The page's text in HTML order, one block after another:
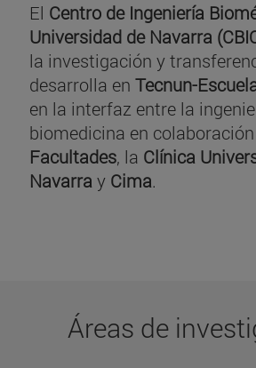
El Centro de Ingeniería
Universidad de Navarra
la investigación y
desarrolla en Tecnun-
en la interfaz entre la
biomedicina en
Facultades, la Clínica
Navarra y Cima.
Áreas de